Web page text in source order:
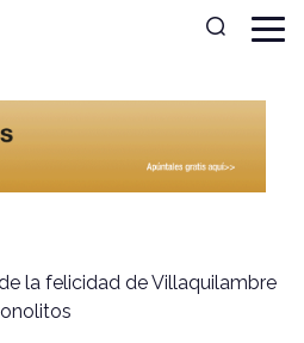
la felicidad de Villaquilambre